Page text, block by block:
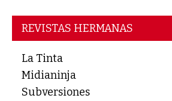
REVISTAS HERMANAS
La Tinta
Midianinja
Subversiones